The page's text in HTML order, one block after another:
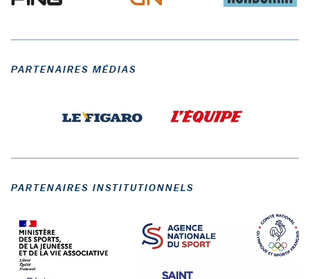
PARTENAIRES MÉDIAS
PARTENAIRES INSTITUTIONNELS